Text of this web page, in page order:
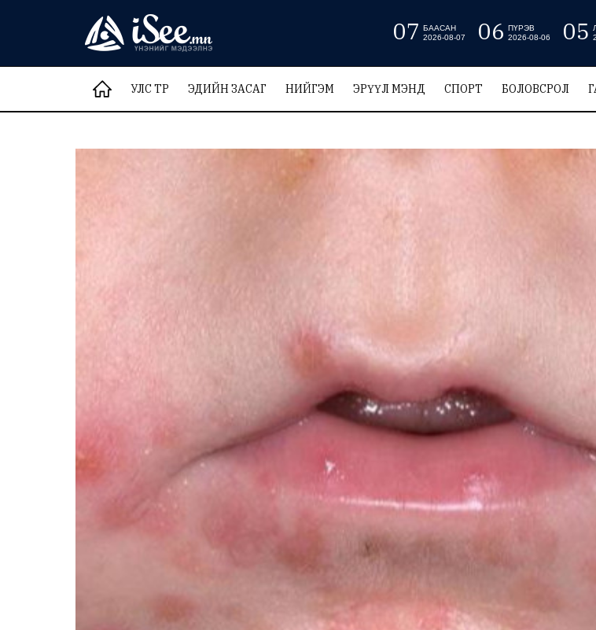
07 БААСАН
2026-08-07
06 ПҮРЭВ
2026-08-06
05
УЛС ТӨР ЭДИЙН ЗАСАГ НИЙГЭМ ЭРҮҮЛ МЭНД СПОРТ БОЛОВСРОЛ